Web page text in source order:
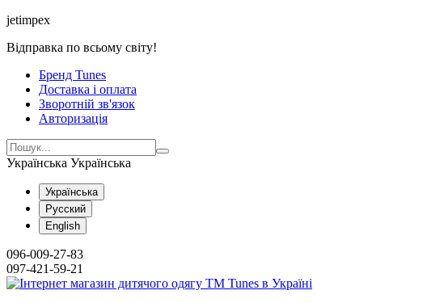
jetimpex
Відправка по всьому світу!
Бренд Tunes
Доставка і оплата
Зворотній зв'язок
Авторизація
Українська Українська
Українська
Русский
English
096-009-27-83
097-421-59-21